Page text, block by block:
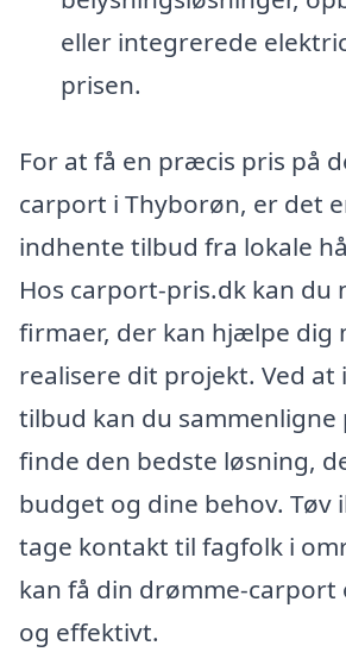
eller integrerede
prisen.
For at få en præcis pris på
carport i Thyborøn, er det
indhente tilbud fra lokale
Hos carport-pris.dk kan du
firmaer, der kan hjælpe dig
realisere dit projekt. Ved
tilbud kan du sammenligne
finde den bedste løsning,
budget og dine behov. Tøv
tage kontakt til fagfolk i
kan få din drømme-
og effektivt.